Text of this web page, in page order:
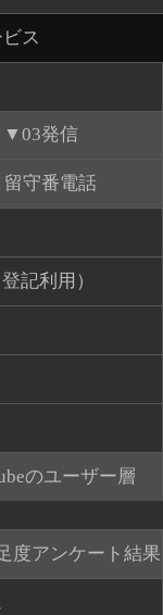
ス
03発信
留守番電話
記利用）
のユーザー層
度アンケート結果